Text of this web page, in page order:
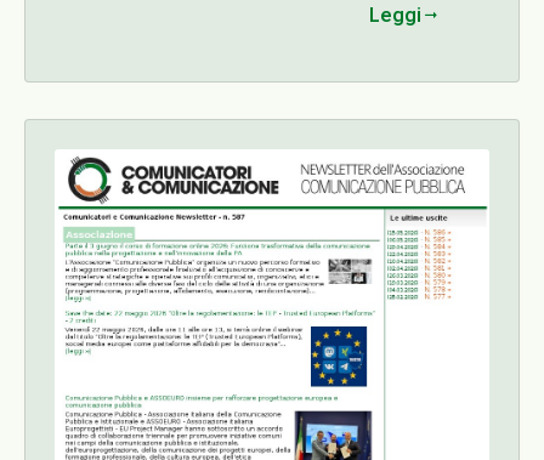
diverse fasi del ciclo delle attività di una
progettazione, affidamento, esecuzione,
rendicontazione)...
Leggi